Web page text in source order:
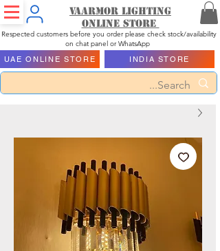
Vaarmor Lighting
ONLINE STORE
Respected customers before you order please check stock/availability
on chat panel or WhatsApp
UAE ONLINE STORE INDIA STORE